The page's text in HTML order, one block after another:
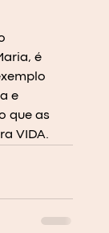
é
e
que as
VIDA.